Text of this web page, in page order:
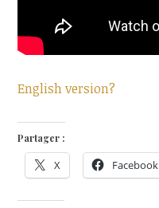
English version?
Partager :
X Facebook